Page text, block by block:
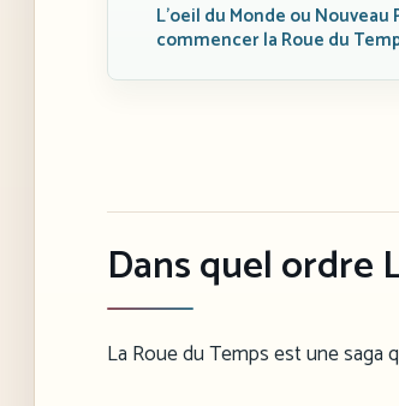
L’oeil du Monde ou
commencer la Roue du
Dans quel ordre
La Roue du Temps est une saga